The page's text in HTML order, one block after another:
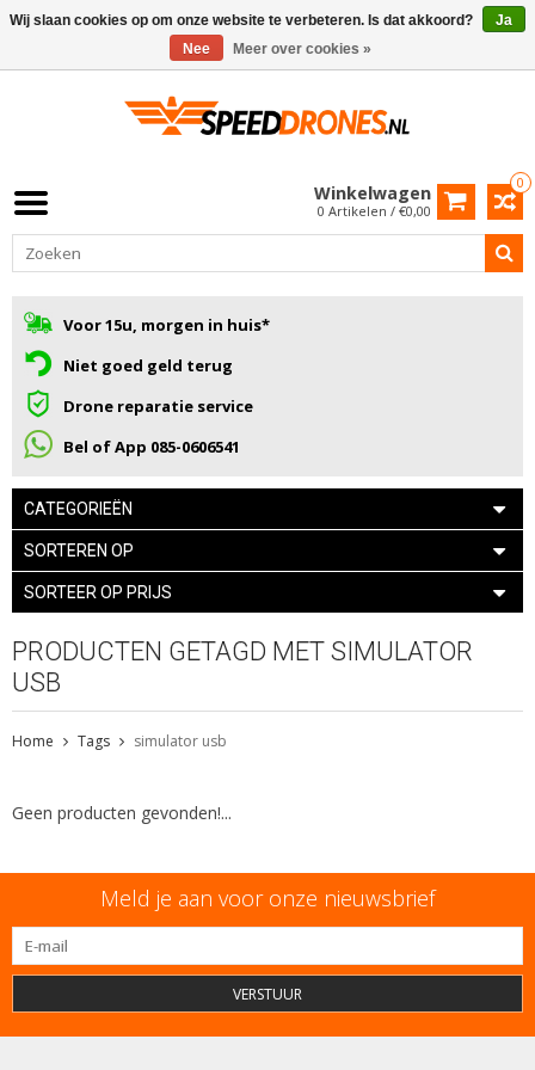
0
Winkelwagen
0 Artikelen / €0,00
Voor 15u, morgen in huis*
Niet goed geld terug
Drone reparatie service
Bel of App 085-0606541
CATEGORIEËN
SORTEREN OP
SORTEER OP PRIJS
PRODUCTEN GETAGD MET SIMULATOR
USB
Home Tags simulator usb
Geen producten gevonden!...
Meld je aan voor onze nieuwsbrief
VERSTUUR
Wij slaan cookies op om onze website te verbeteren. Is dat akkoord?
Ja
Nee
Meer over cookies »